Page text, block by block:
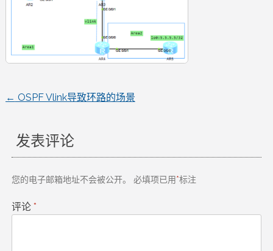
文
章
导
← OSPF Vlink导致环路的场景
发表评论
您的电子邮箱地址不会被公开。 必填项已用*标注
评论 *